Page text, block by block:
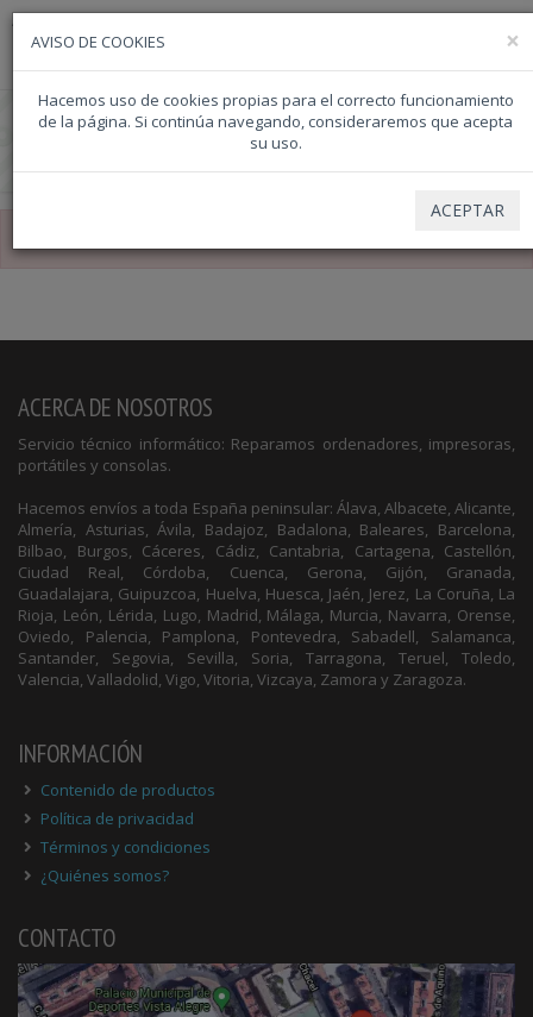
ATENCION TELEFONICA 957357117 - EMAIL info@dipacor.com - WASAP
957357117
957357117
687522834
ACERCA DE NOSOTROS
Servicio técnico informático: Reparamos ordenadores, impresoras,
portátiles y consolas.
Hacemos envíos a toda España peninsular: Álava, Albacete, Alicante,
Almería, Asturias, Ávila, Badajoz, Badalona, Baleares, Barcelona,
Bilbao, Burgos, Cáceres, Cádiz, Cantabria, Cartagena, Castellón,
Ciudad Real, Córdoba, Cuenca, Gerona, Gijón, Granada,
Guadalajara, Guipuzcoa, Huelva, Huesca, Jaén, Jerez, La Coruña, La
Rioja, León, Lérida, Lugo, Madrid, Málaga, Murcia, Navarra, Orense,
Oviedo, Palencia, Pamplona, Pontevedra, Sabadell, Salamanca,
Santander, Segovia, Sevilla, Soria, Tarragona, Teruel, Toledo,
Valencia, Valladolid, Vigo, Vitoria, Vizcaya, Zamora y Zaragoza.
INFORMACIÓN
Contenido de productos
Política de privacidad
Términos y condiciones
¿Quiénes somos?
CONTACTO
AVISO DE COOKIES ×
Hacemos uso de cookies propias para el correcto funcionamiento
de la página. Si continúa navegando, consideraremos que acepta
su uso.
ACEPTAR